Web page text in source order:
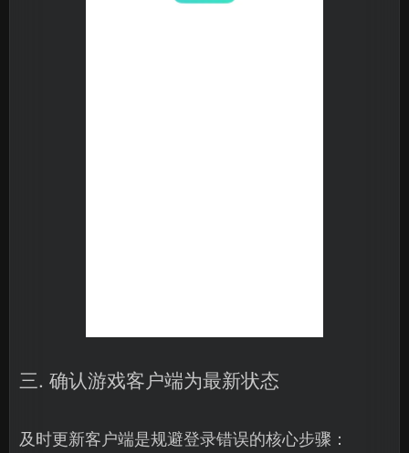
三. 确认游戏客户端为最新状态
及时更新客户端是规避登录错误的核心步骤：